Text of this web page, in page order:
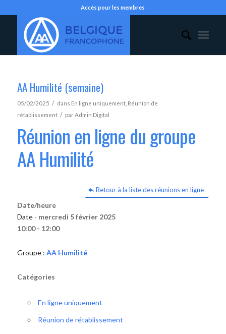
Accès pour les membres
AA Humilité (semaine)
05/02/2025 / dans En ligne uniquement, Réunion de
rétablissement / parAdmin Digital
Réunion en ligne du groupe
AA Humilité
Retour à la liste des réunions en ligne
Date/heure
Date - mercredi 5 février 2025
10:00 - 12:00
Groupe : AA Humilité
Catégories
En ligne uniquement
Réunion de rétablissement